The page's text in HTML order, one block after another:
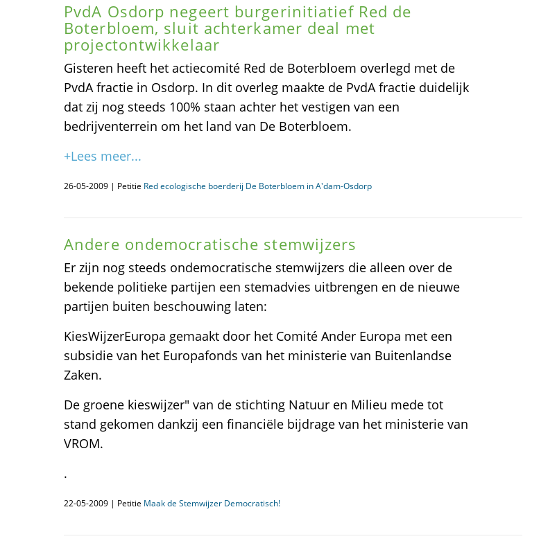
PvdA Osdorp negeert burgerinitiatief Red de
Boterbloem, sluit achterkamer deal met
projectontwikkelaar
Gisteren heeft het actiecomité Red de Boterbloem overlegd met de
PvdA fractie in Osdorp. In dit overleg maakte de PvdA fractie duidelijk
dat zij nog steeds 100% staan achter het vestigen van een
bedrijventerrein om het land van De Boterbloem.
+Lees meer...
26-05-2009 | Petitie Red ecologische boerderij De Boterbloem in A'dam-Osdorp
Andere ondemocratische stemwijzers
Er zijn nog steeds ondemocratische stemwijzers die alleen over de
bekende politieke partijen een stemadvies uitbrengen en de nieuwe
partijen buiten beschouwing laten:
KiesWijzerEuropa gemaakt door het Comité Ander Europa met een
subsidie van het Europafonds van het ministerie van Buitenlandse
Zaken.
De groene kieswijzer" van de stichting Natuur en Milieu mede tot
stand gekomen dankzij een financiële bijdrage van het ministerie van
VROM.
.
22-05-2009 | Petitie Maak de Stemwijzer Democratisch!